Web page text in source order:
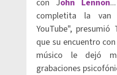
con John Lennon
completita la
YouTube", presumió
que su encuentro
músico le dejó
grabaciones